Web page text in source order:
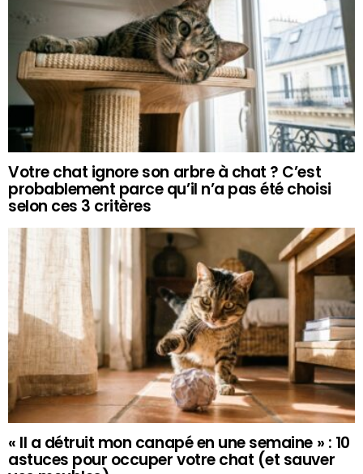
Votre chat ignore son arbre à chat ? C’est
probablement parce qu’il n’a pas été choisi
selon ces 3 critères
« Il a détruit mon canapé en une semaine » : 10
astuces pour occuper votre chat (et sauver